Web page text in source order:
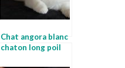
Chat angora blanc
chaton long poil